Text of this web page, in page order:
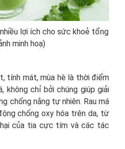
lợi ích cho sức khoẻ tổng
minh hoạ)
tính mát, mùa hè là thời điểm
không chỉ bởi chúng giúp giải
chống nắng tự nhiên. Rau má
chống oxy hóa trên da, từ
của tia cực tím và các tác